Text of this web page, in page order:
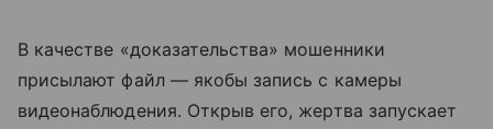
В качестве «доказательства» мошенники
присылают файл — якобы запись с камеры
видеонаблюдения. Открыв его, жертва запускает